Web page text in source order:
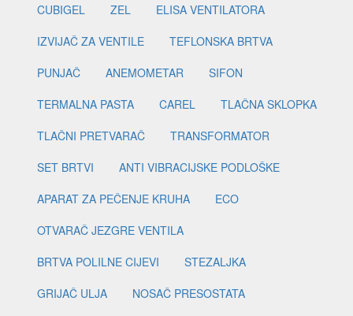
CUBIGEL
ZEL
ELISA VENTILATORA
IZVIJAČ ZA VENTILE
TEFLONSKA BRTVA
PUNJAČ
ANEMOMETAR
SIFON
TERMALNA PASTA
CAREL
TLAČNA SKLOPKA
TLAČNI PRETVARAČ
TRANSFORMATOR
SET BRTVI
ANTI VIBRACIJSKE PODLOŠKE
APARAT ZA PEČENJE KRUHA
ECO
OTVARAČ JEZGRE VENTILA
BRTVA POLILNE CIJEVI
STEZALJKA
GRIJAČ ULJA
NOSAČ PRESOSTATA